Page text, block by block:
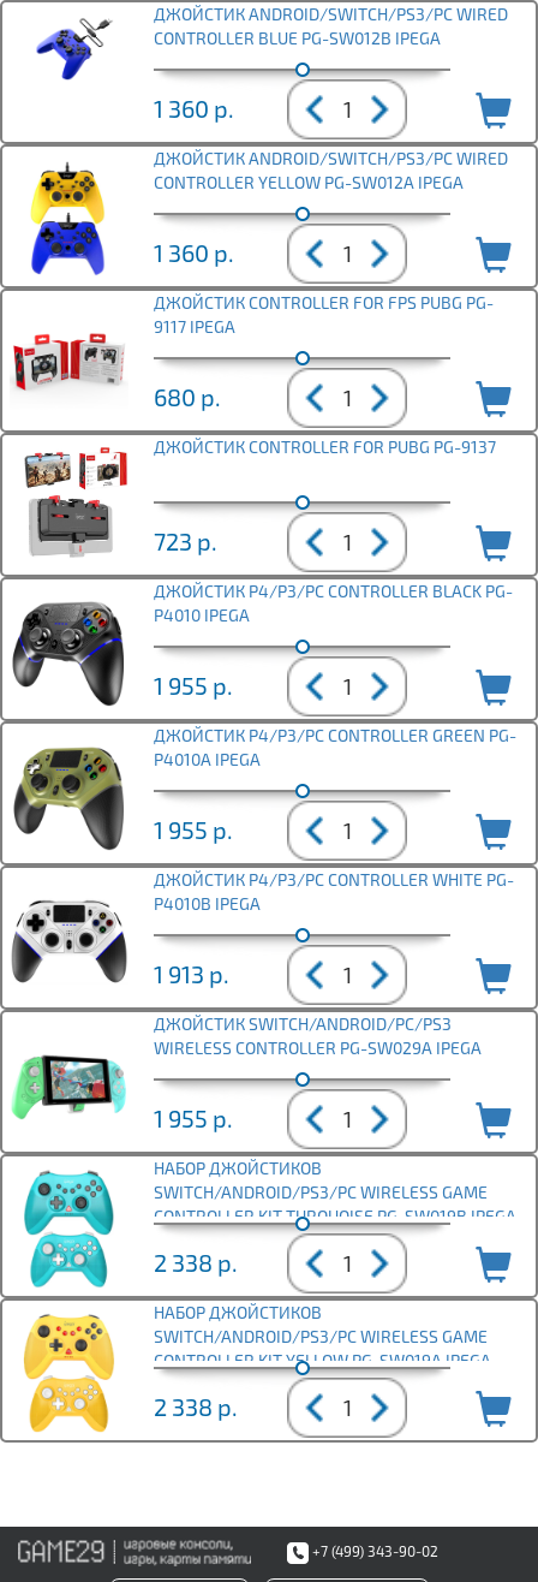
ДЖОЙСТИК ANDROID/SWITCH/PS3/PC WIRED
CONTROLLER BLUE PG-SW012B IPEGA
1 360 р.
ДЖОЙСТИК ANDROID/SWITCH/PS3/PC WIRED
CONTROLLER YELLOW PG-SW012A IPEGA
1 360 р.
ДЖОЙСТИК CONTROLLER FOR FPS PUBG PG-
9117 IPEGA
680 р.
ДЖОЙСТИК CONTROLLER FOR PUBG PG-9137
723 р.
ДЖОЙСТИК P4/P3/PC CONTROLLER BLACK PG-
P4010 IPEGA
1 955 р.
ДЖОЙСТИК P4/P3/PC CONTROLLER GREEN PG-
P4010A IPEGA
1 955 р.
ДЖОЙСТИК P4/P3/PC CONTROLLER WHITE PG-
P4010B IPEGA
1 913 р.
ДЖОЙСТИК SWITCH/ANDROID/PC/PS3
WIRELESS CONTROLLER PG-SW029A IPEGA
1 955 р.
НАБОР ДЖОЙСТИКОВ
SWITCH/ANDROID/PS3/PC WIRELESS GAME
CONTROLLER KIT TURQUOISE PG-SW019B IPEGA
2 338 р.
НАБОР ДЖОЙСТИКОВ
SWITCH/ANDROID/PS3/PC WIRELESS GAME
CONTROLLER KIT YELLOW PG-SW019A IPEGA
2 338 р.
+7 (499) 343-90-02